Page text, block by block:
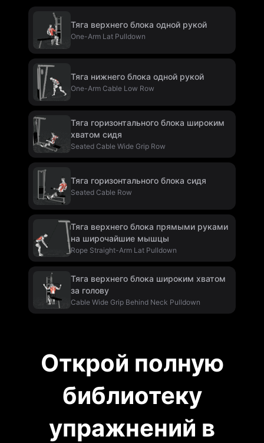
Тяга верхнего блока одной рукой
One-Arm Lat Pulldown
Тяга нижнего блока одной рукой
One-Arm Cable Low Row
Тяга горизонтального блока широким
хватом сидя
Seated Cable Wide Grip Row
Тяга горизонтального блока сидя
Seated Cable Row
Тяга верхнего блока прямыми руками
на широчайшие мышцы
Rope Straight-Arm Lat Pulldown
Тяга верхнего блока широким хватом
за голову
Cable Wide Grip Behind Neck Pulldown
Открой полную
библиотеку
упражнений в